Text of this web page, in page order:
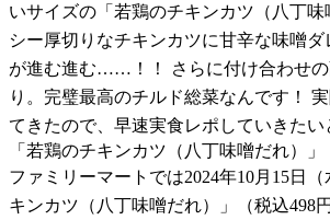
いサイズの「若鶏のチキンカツ（八丁
シー厚切りなチキンカツに甘辛な味噌
が進む進む……！！ さらに付け合わせの
り。完璧最高のチルド総菜なんです！
てきたので、早速実食レポしていきたい
「若鶏のチキンカツ（八丁味噌だれ）」
ファミリーマートでは2024年10月15日
キンカツ（八丁味噌だれ）」（税込498